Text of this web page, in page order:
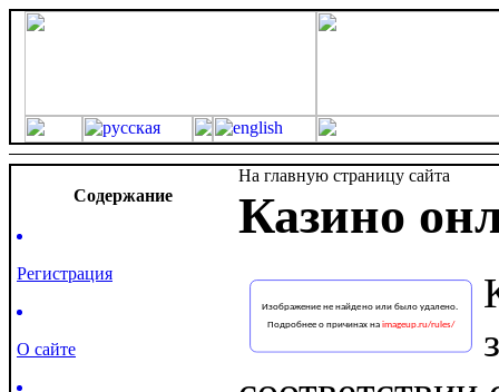
Cодержание
Регистрация
О сайте
На главную страницу сайта
Казино